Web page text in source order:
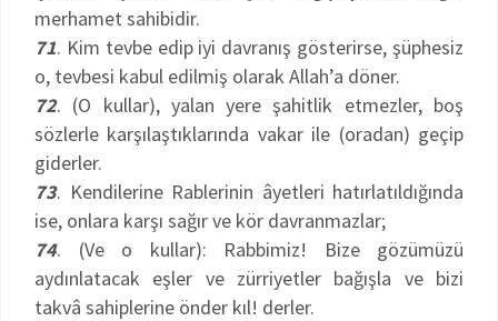
merhamet sahibidir.
71. Kim tevbe edip iyi davranış gösterirse, şüphesiz
o, tevbesi kabul edilmiş olarak Allah’a döner.
72. (O kullar), yalan yere şahitlik etmezler, boş
sözlerle karşılaştıklarında vakar ile (oradan) geçip
giderler.
73. Kendilerine Rablerinin âyetleri hatırlatıldığında
ise, onlara karşı sağır ve kör davranmazlar;
74. (Ve o kullar): Rabbimiz! Bize gözümüzü
aydınlatacak eşler ve zürriyetler bağışla ve bizi
takvâ sahiplerine önder kıl! derler.